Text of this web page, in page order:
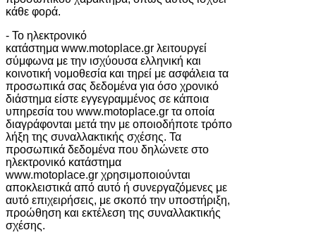
κάθε φορά.
- Το ηλεκτρονικό
κατάστημα www.motoplace.gr λειτουργεί
σύμφωνα με την ισχύουσα ελληνική και
κοινοτική νομοθεσία και τηρεί με ασφάλεια τα
προσωπικά σας δεδομένα για όσο χρονικό
διάστημα είστε εγγεγραμμένος σε κάποια
υπηρεσία του www.motoplace.gr τα οποία
διαγράφονται μετά την με οποιοδήποτε τρόπο
λήξη της συναλλακτικής σχέσης. Τα
προσωπικά δεδομένα που δηλώνετε στο
ηλεκτρονικό κατάστημα
www.motoplace.gr χρησιμοποιούνται
αποκλειστικά από αυτό ή συνεργαζόμενες με
αυτό επιχειρήσεις, με σκοπό την υποστήριξη,
προώθηση και εκτέλεση της συναλλακτικής
σχέσης.